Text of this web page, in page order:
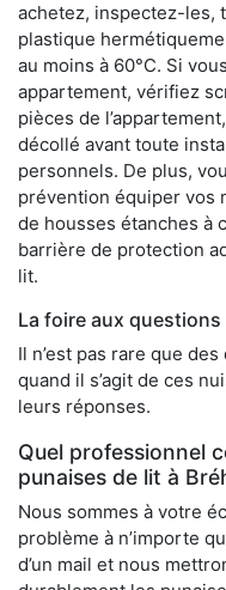
achetez, inspectez-les,
plastique
au moins à 60°C. Si
appartement, vérifiez
pièces de
décollé avant toute
personnels. De plus,
prévention équiper vos
de housses étanches à
barrière de protection
lit.
La foire aux questions
Il n’est pas rare que
quand il s’agit de ces
leurs réponses.
Quel professionnel
punaises de lit à
Nous sommes à votre
problème à n’importe
d’un mail et nous